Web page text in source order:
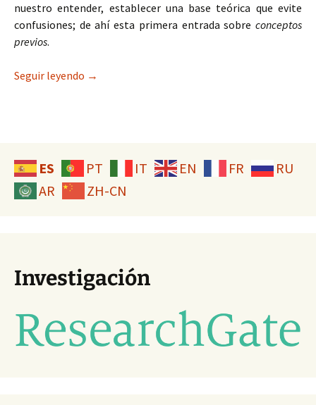
nuestro entender, establecer una base teórica que evite
confusiones; de ahí esta primera entrada sobre conceptos
previos.
Seguir leyendo Selección canina: conceptos previos
→
ES PT IT EN FR
RU
AR
ZH-CN
Investigación